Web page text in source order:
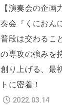
【演奏会の企画
奏会『くにおん
普段は交わるこ
の専攻の強みを
創り上げる、最
トに密着！
2022.03.14